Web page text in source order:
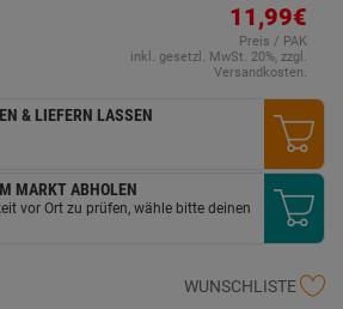
11,99€
Preis / PAK
inkl. gesetzl. MwSt. 20%, zzgl.
Versandkosten.
& LIEFERN LASSEN
MARKT ABHOLEN
vor Ort zu prüfen, wähle bitte deinen
WUNSCHLISTE